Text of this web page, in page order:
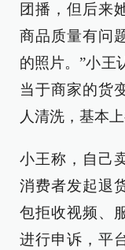
团播，但后来
商品质量有问
的照片。”小王
当于商家的货
人清洗，基本
小王称，自己
消费者发起退
包拒收视频、
进行申诉，平